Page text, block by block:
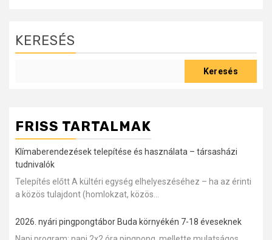
KERESÉS
Keresés
FRISS TARTALMAK
Klímaberendezések telepítése és használata – társasházi
tudnivalók
Telepítés előtt A kültéri egység elhelyeszéséhez – ha az érinti
a közös tulajdont (homlokzat, közös...
2026. nyári pingpongtábor Buda környékén 7-18 éveseknek